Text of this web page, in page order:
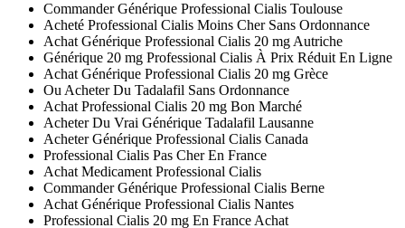
Commander Générique Professional Cialis Toulouse
Acheté Professional Cialis Moins Cher Sans Ordonnance
Achat Générique Professional Cialis 20 mg Autriche
Générique 20 mg Professional Cialis À Prix Réduit En Ligne
Achat Générique Professional Cialis 20 mg Grèce
Ou Acheter Du Tadalafil Sans Ordonnance
Achat Professional Cialis 20 mg Bon Marché
Acheter Du Vrai Générique Tadalafil Lausanne
Acheter Générique Professional Cialis Canada
Professional Cialis Pas Cher En France
Achat Medicament Professional Cialis
Commander Générique Professional Cialis Berne
Achat Générique Professional Cialis Nantes
Professional Cialis 20 mg En France Achat